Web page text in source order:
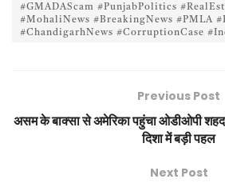
#GMADAScam #PunjabPolitics
#MohaliNews #BreakingNews #PMLA
#ChandigarhNews #CorruptionCase
Previous Post
असम के बाक्सा से अमेरिका पहुंचा ओडीओपी
दिशा में बड़ी पहल
Next Post